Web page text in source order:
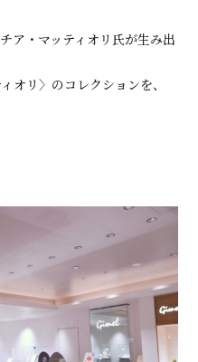
ア・マッティオリ氏が生み出
オリ〉のコレクションを、